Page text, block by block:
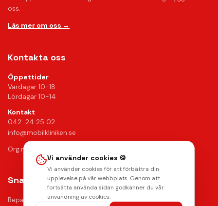
oss.
Läs mer om oss →
Kontakta oss
Öppettider
Vardagar 10-18
Lördagar 10-14
Kontakt
042-24 25 02
info@mobilkliniken.se
Org.nr: 556946-9199
Snabblänkar
Reparationer
Vi använder cookies 🍪
Vi använder cookies för att förbättra din
upplevelse på vår webbplats. Genom att
fortsätta använda sidan godkänner du vår
användning av cookies.